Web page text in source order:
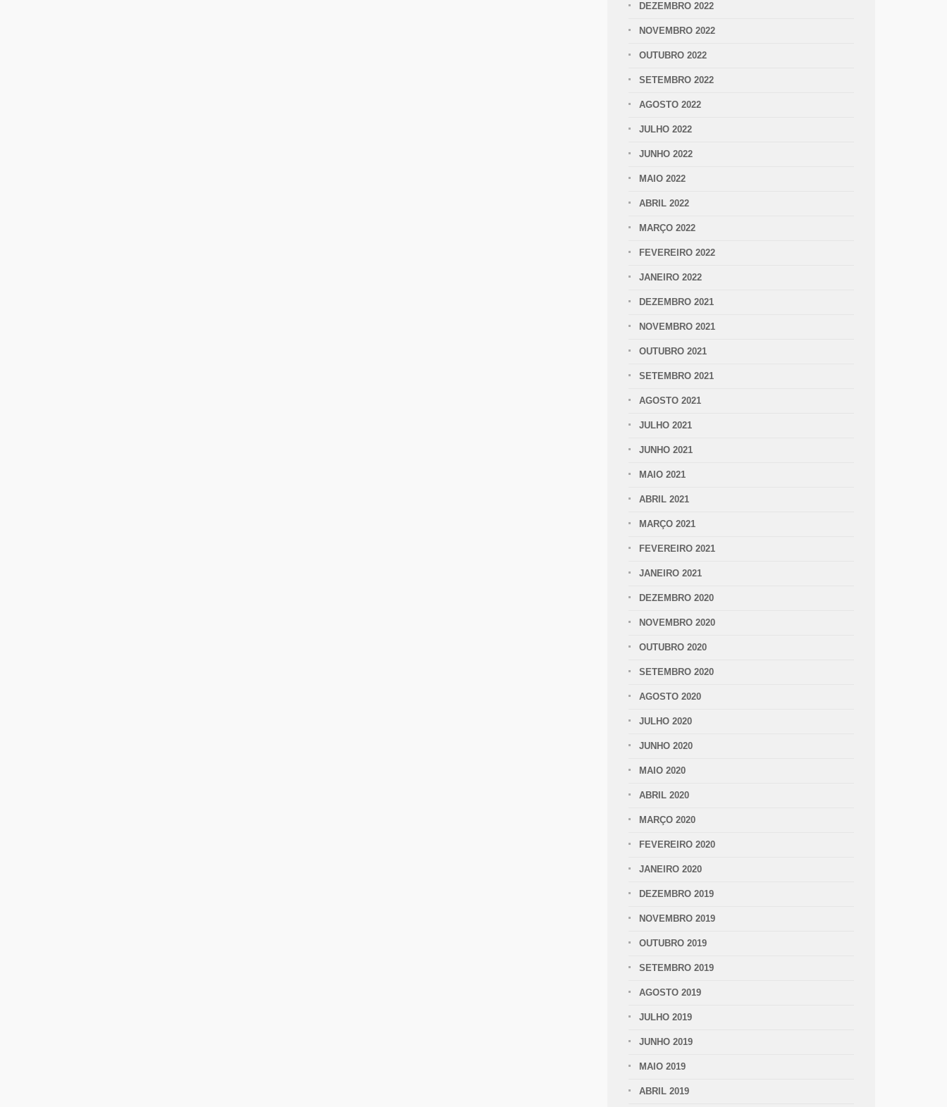
DEZEMBRO 2022
NOVEMBRO 2022
OUTUBRO 2022
SETEMBRO 2022
AGOSTO 2022
JULHO 2022
JUNHO 2022
MAIO 2022
ABRIL 2022
MARÇO 2022
FEVEREIRO 2022
JANEIRO 2022
DEZEMBRO 2021
NOVEMBRO 2021
OUTUBRO 2021
SETEMBRO 2021
AGOSTO 2021
JULHO 2021
JUNHO 2021
MAIO 2021
ABRIL 2021
MARÇO 2021
FEVEREIRO 2021
JANEIRO 2021
DEZEMBRO 2020
NOVEMBRO 2020
OUTUBRO 2020
SETEMBRO 2020
AGOSTO 2020
JULHO 2020
JUNHO 2020
MAIO 2020
ABRIL 2020
MARÇO 2020
FEVEREIRO 2020
JANEIRO 2020
DEZEMBRO 2019
NOVEMBRO 2019
OUTUBRO 2019
SETEMBRO 2019
AGOSTO 2019
JULHO 2019
JUNHO 2019
MAIO 2019
ABRIL 2019